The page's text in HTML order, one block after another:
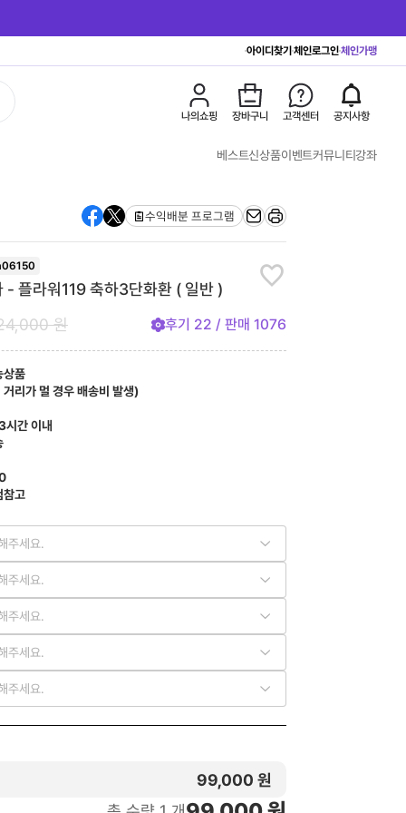
아이디찾기 체인로그인체인가맹
나의쇼핑 장바구니 고객센터 공지사항
베스트신상품이벤트커뮤니티강좌
수익배분 프로그램
- 플라워119 축하3단화환 ( 일반 )
원 후기 22 / 판매 1076
상품
리가 멀 경우 배송비 발생)
시간 이내
참고
주세요.
주세요.
주세요.
주세요.
주세요.
99,000 원